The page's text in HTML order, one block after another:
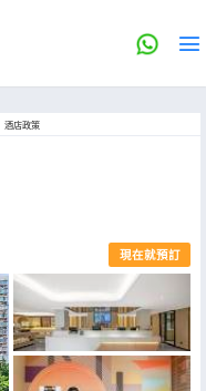
酒店政策
現在就預訂